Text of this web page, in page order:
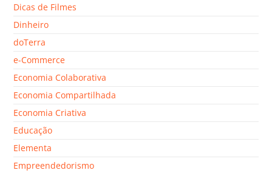
Dicas de Filmes
Dinheiro
doTerra
e-Commerce
Economia Colaborativa
Economia Compartilhada
Economia Criativa
Educação
Elementa
Empreendedorismo